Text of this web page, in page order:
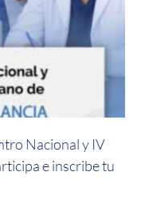
Nacional y IV
e inscribe tu